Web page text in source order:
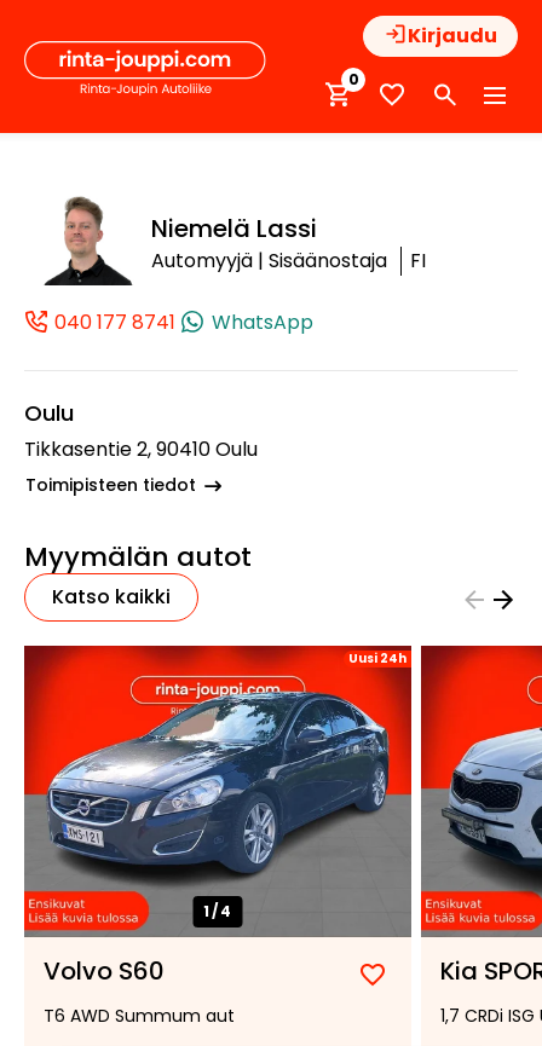
sisältöön
Kirjaudu
0
Niemelä Lassi
Automyyjä | Sisäänostaja FI
040 177 8741
(+358401778741, 0401778741, +358
WhatsApp
Oulu
Tikkasentie 2, 90410 Oulu
Toimipisteen tiedot
Myymälän autot
Katso kaikki
Uusi 24h
1/4
Volvo S60
Lisää
suosikiksi
Poista
suosikeista
T6 AWD Summum aut
Kia
1,7 CRDi